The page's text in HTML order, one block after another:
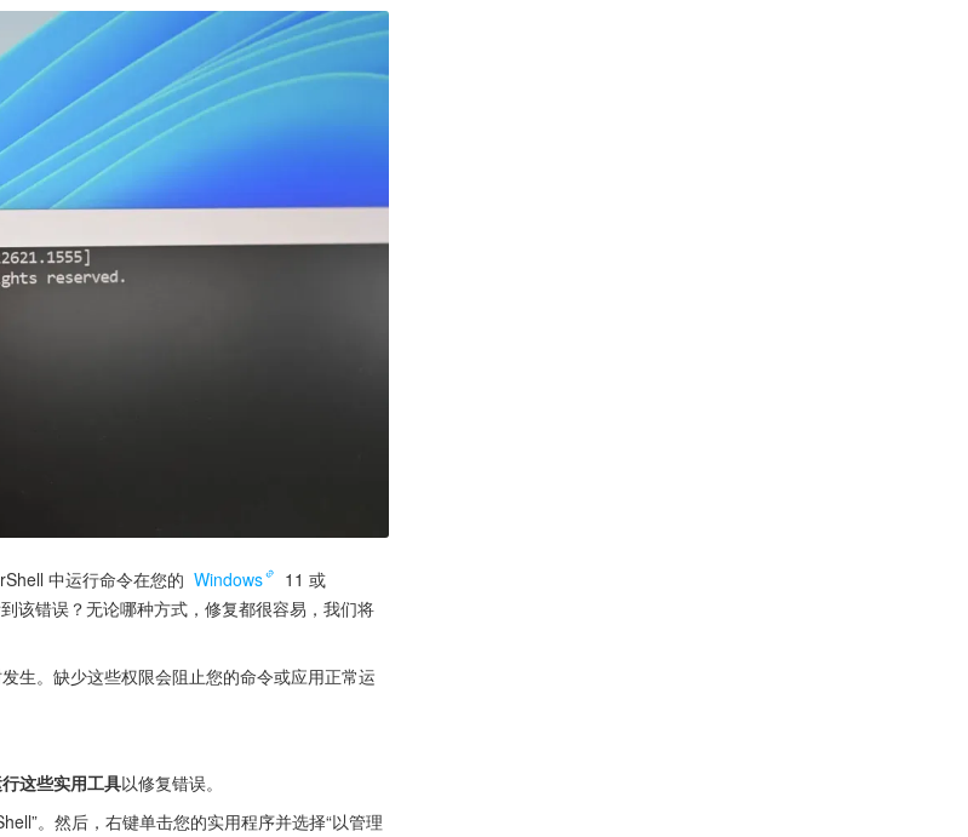
中运行命令在您的 Windows
11 或
该错误？无论哪种方式，修复都很容易，我们将
生。缺少这些权限会阻止您的命令或应用正常运
这些实用工具以修复错误。
。然后，右键单击您的实用程序并选择“以管理